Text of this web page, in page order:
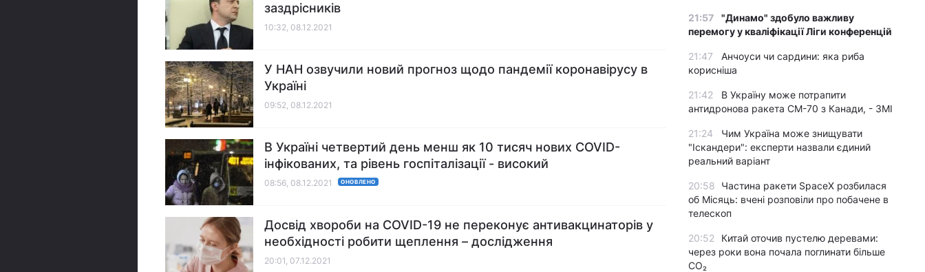
заздрісників
10:32, 08.12.2021
У НАН озвучили новий прогноз щодо пандемії коронавірусу в
Україні
09:52, 08.12.2021
В Україні четвертий день менш як 10 тисяч нових COVID-
інфікованих, та рівень госпіталізації - високий
08:56, 08.12.2021 ОНОВЛЕНО
Досвід хвороби на COVID-19 не переконує антивакцинаторів у
необхідності робити щеплення – дослідження
20:01, 07.12.2021
21:57
"Динамо" здобуло важливу
перемогу у кваліфікації Ліги конференцій
21:47
Анчоуси чи сардини: яка риба
корисніша
21:42
В Україну може потрапити
антидронова ракета CM-70 з Канади, - ЗМІ
21:24
Чим Україна може знищувати
"Іскандери": експерти назвали єдиний
реальний варіант
20:58
Частина ракети SpaceX розбилася
об Місяць: вчені розповіли про побачене в
телескоп
20:52
Китай оточив пустелю деревами:
через роки вона почала поглинати більше
CO₂